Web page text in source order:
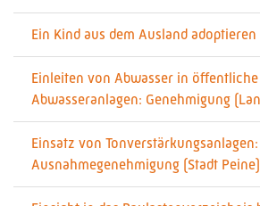
Ein Kind aus dem Ausland
Einleiten von Abwasser in öffentliche
Abwasseranlagen: Genehmigung
Einsatz von
Ausnahmegenehmigung (Stadt Peine)